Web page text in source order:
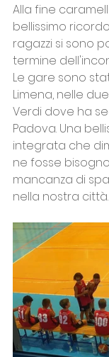
Alla fine
bellissimo
ragazzi si sono
termine
Le gare sono
Limena, nelle
Verdi dove ha
Padova. Una
integrata che
ne fosse
mancanza di
nella nostra città.